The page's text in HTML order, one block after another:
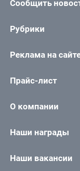
Сообщить
Рубрики
Реклама на
Прайс-лист
О компании
Наши награды
Наши вакансии